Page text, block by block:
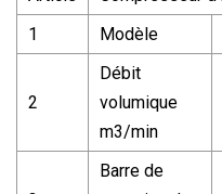
1
Modèle
2
Débit
volumique
m3/min
Barre de